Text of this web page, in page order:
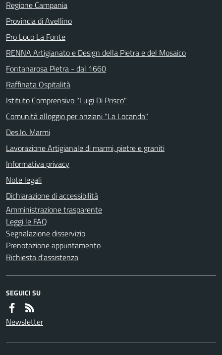
Regione Campania
Provincia di Avellino
Pro Loco La Fonte
RENNA Artigianato e Design della Pietra e del Mosaico
Fontanarosa Pietra - dal 1660
Raffinata Ospitalità
Istituto Comprensivo "Luigi Di Prisco"
Comunità alloggio per anziani "La Locanda"
Des.Io. Marmi
Lavorazione Artigianale di marmi, pietre e graniti
Informativa privacy
Note legali
Dichiarazione di accessibilità
Amministrazione trasparente
Leggi le FAQ
Segnalazione disservizio
Prenotazione appuntamento
Richiesta d'assistenza
SEGUICI SU
Newsletter